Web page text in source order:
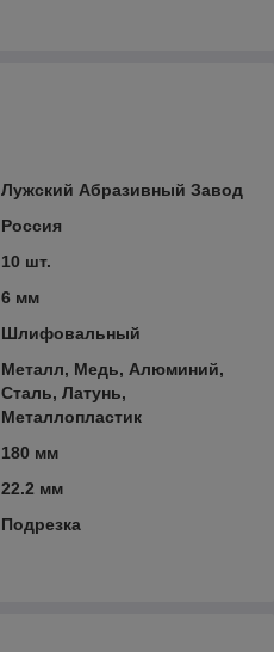
Лужский Абразивный Завод
Россия
10 шт.
6 мм
Шлифовальный
Металл, Медь, Алюминий,
Сталь, Латунь,
Металлопластик
180 мм
22.2 мм
Подрезка